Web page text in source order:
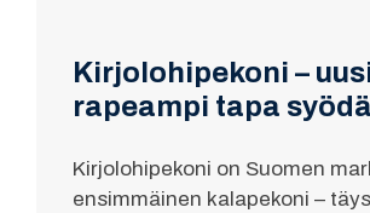
Kirjolohipekoni –
rapeampi tapa
Kirjolohipekoni on Suomen
ensimmäinen kalapekoni –